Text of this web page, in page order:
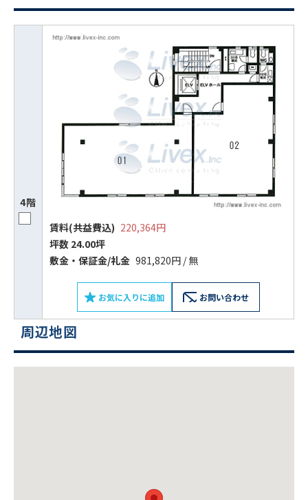
4階
賃料(共益費込) 220,364円
坪数 24.00坪
敷⾦‧保証⾦/礼⾦ 981,820円 / 無
お気に入りに追加 お問い合わせ
周辺地図